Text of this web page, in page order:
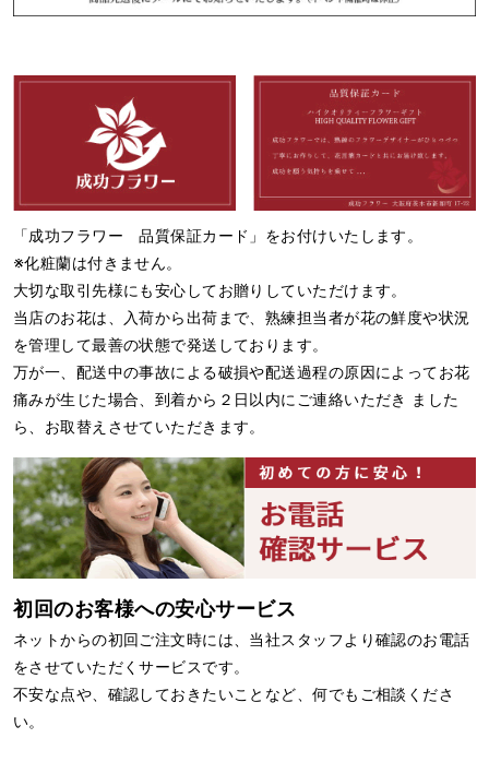
「成功フラワー 品質保証カード」をお付けいたします。
※化粧蘭は付きません。
大切な取引先様にも安心してお贈りしていただけます。
当店のお花は、入荷から出荷まで、熟練担当者が花の鮮度や状況
を管理して最善の状態で発送しております。
万が一、配送中の事故による破損や配送過程の原因によってお花
痛みが生じた場合、到着から２日以内にご連絡いただき ました
ら、お取替えさせていただきます。
初回のお客様への安心サービス
ネットからの初回ご注文時には、当社スタッフより確認のお電話
をさせていただくサービスです。
不安な点や、確認しておきたいことなど、何でもご相談くださ
い。